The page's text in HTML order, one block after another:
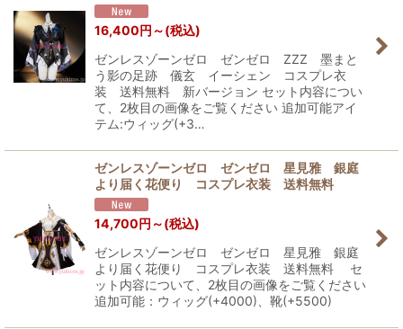
16,400円 ～(税込)
ゼンレスゾーンゼロ ゼンゼロ ZZZ 墨まと
う影の足跡 儀玄 イーシェン コスプレ衣
装 送料無料 新バージョン セット内容につい
て、2枚目の画像をご覧ください 追加可能アイ
テム:ウィッグ(+3…
ゼンレスゾーンゼロ ゼンゼロ 星見雅 銀庭
より届く花便り コスプレ衣装 送料無料
14,700円 ～(税込)
ゼンレスゾーンゼロ ゼンゼロ 星見雅 銀庭
より届く花便り コスプレ衣装 送料無料 セ
ット内容について、2枚目の画像をご覧ください
追加可能：ウィッグ(+4000)、靴(+5500)